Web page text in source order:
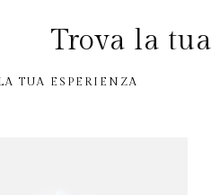
Trova la
TUA ESPERIENZA